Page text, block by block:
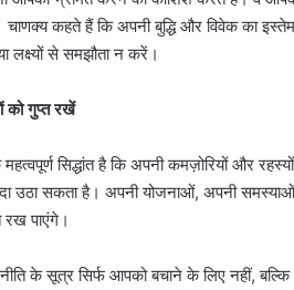
चाणक्य कहते हैं कि अपनी बुद्धि और विवेक का
से समझौता न करें।
को गुप्त रखें
सिद्धांत है कि अपनी कमज़ोरियों और
उठा सकता है। अपनी योजनाओं, अपनी
पाएंगे।
के सूत्र सिर्फ आपको बचाने के लिए नहीं,